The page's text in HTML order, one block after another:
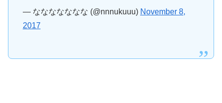
— ななななななな (@nnnukuuu) November 8,
2017